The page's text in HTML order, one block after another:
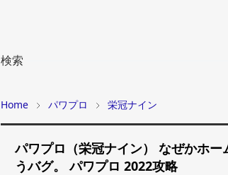
検索
Home パワプロ 栄冠ナイン
パワプロ（栄冠ナイン） なぜかホー
うバグ。 パワプロ 2022攻略